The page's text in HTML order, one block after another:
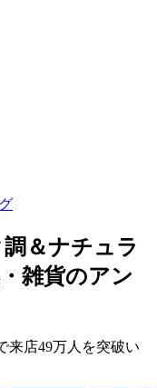
＆ナチュラ
雑貨のアン
店49万人を突破い